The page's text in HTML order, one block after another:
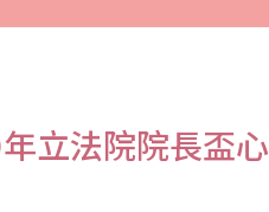
立法院院長盃